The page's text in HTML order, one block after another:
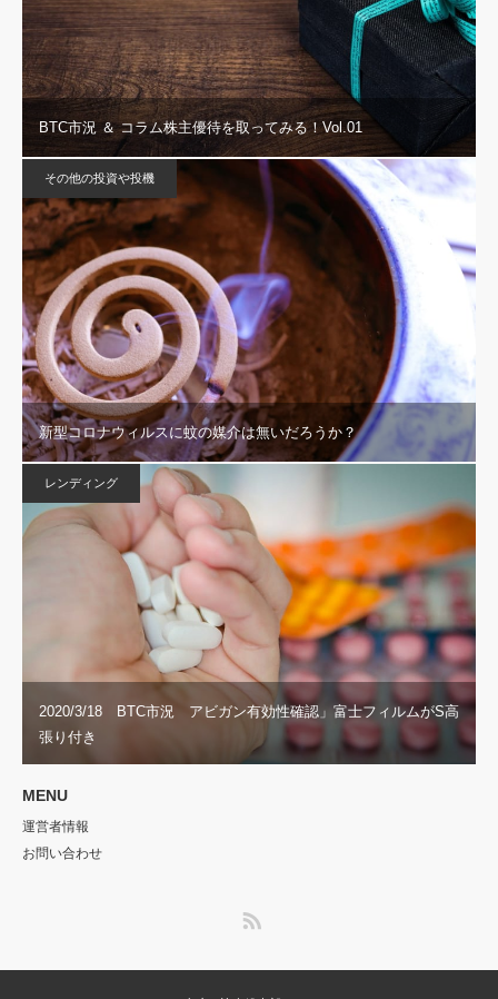
BTC市況 ＆ コラム株主優待を取ってみる！Vol.01
その他の投資や投機
新型コロナウィルスに蚊の媒介は無いだろうか？
レンディング
2020/3/18 BTC市況 アビガン有効性確認」富士フィルムがS高
張り付き
MENU
運営者情報
お問い合わせ